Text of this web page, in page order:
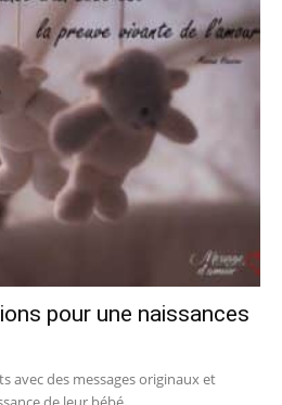
pour une naissances
avec des messages originaux et